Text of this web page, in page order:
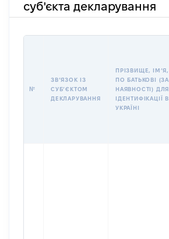
суб'єкта декларування
№
ЗВʼЯЗОК ІЗ
СУБʼЄКТОМ
ДЕКЛАРУВАННЯ
ПРІЗВИЩЕ, ІМʼЯ,
ПО БАТЬКОВІ (ЗА
НАЯВНОСТІ) ДЛЯ
ІДЕНТИФІКАЦІЇ В
УКРАЇНІ